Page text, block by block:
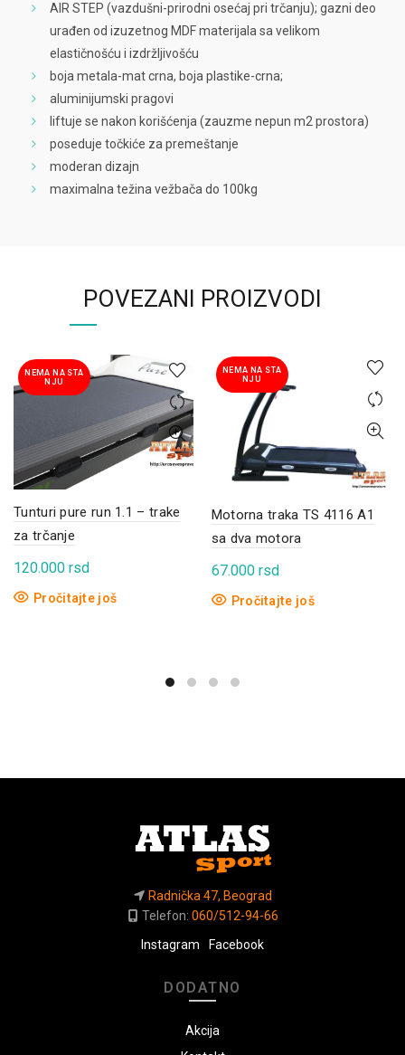
AIR STEP (vazdušni-prirodni osećaj pri trčanju); gazni deo
urađen od izuzetnog MDF materijala sa velikom
elastičnošću i izdržljivošću
boja metala-mat crna, boja plastike-crna;
aluminijumski pragovi
liftuje se nakon korišćenja (zauzme nepun m2 prostora)
poseduje točkiće za premeštanje
moderan dizajn
maximalna težina vežbača do 100kg
POVEZANI PROIZVODI
NEMA NA STA
NJU
Tunturi pure run 1.1 – trake
za trčanje
120.000 rsd
Pročitajte još
NEMA NA STA
NJU
Motorna traka TS 4116 A1
sa dva motora
67.000 rsd
Pročitajte još
Radnička 47, Beograd
Telefon: 060/512-94-66
Instagram
Facebook
DODATNO
Akcija